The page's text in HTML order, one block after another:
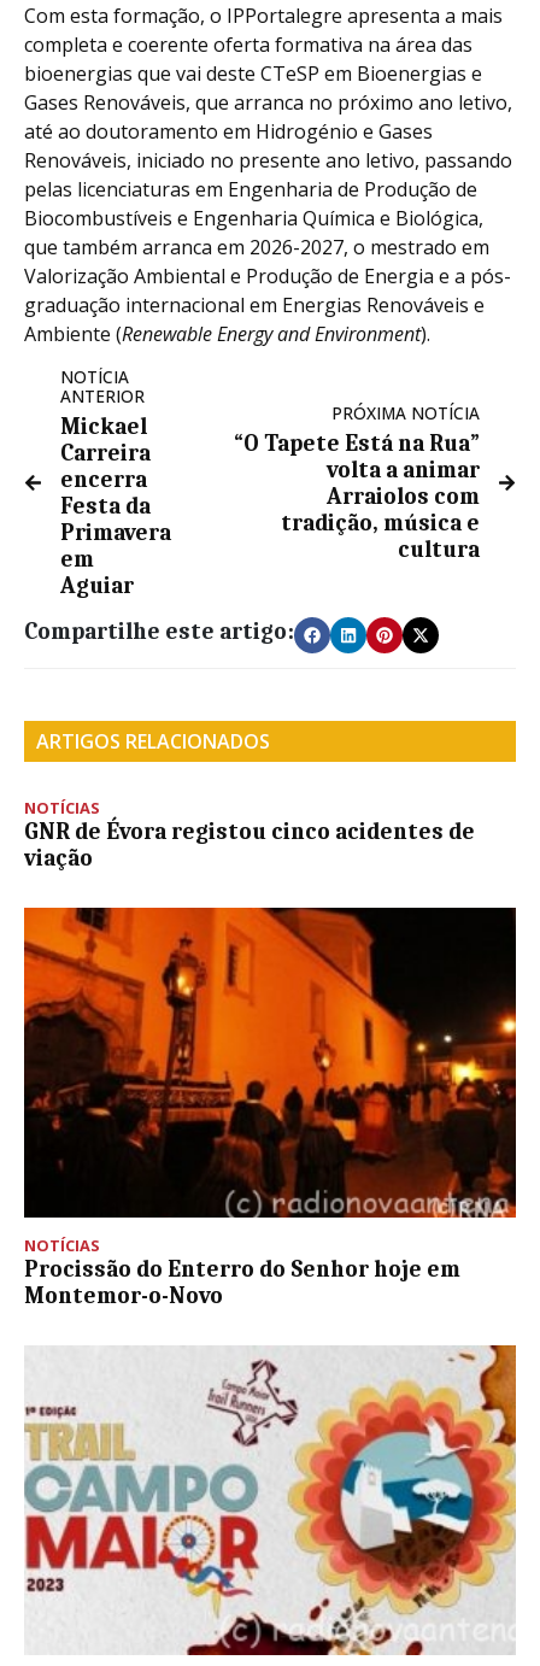
Com esta formação, o IPPortalegre apresenta a mais
completa e coerente oferta formativa na área das
bioenergias que vai deste CTeSP em Bioenergias e
Gases Renováveis, que arranca no próximo ano letivo,
até ao doutoramento em Hidrogénio e Gases
Renováveis, iniciado no presente ano letivo, passando
pelas licenciaturas em Engenharia de Produção de
Biocombustíveis e Engenharia Química e Biológica,
que também arranca em 2026-2027, o mestrado em
Valorização Ambiental e Produção de Energia e a pós-
graduação internacional em Energias Renováveis e
Ambiente (Renewable Energy and Environment).
NOTÍCIA
ANTERIOR
Mickael
Carreira
encerra
Festa da
Primavera
em
Aguiar
PRÓXIMA NOTÍCIA
“O Tapete Está na Rua”
volta a animar
Arraiolos com
tradição, música e
cultura
Compartilhe este artigo:
ARTIGOS RELACIONADOS
NOTÍCIAS
GNR de Évora registou cinco acidentes de
viação
NOTÍCIAS
Procissão do Enterro do Senhor hoje em
Montemor-o-Novo